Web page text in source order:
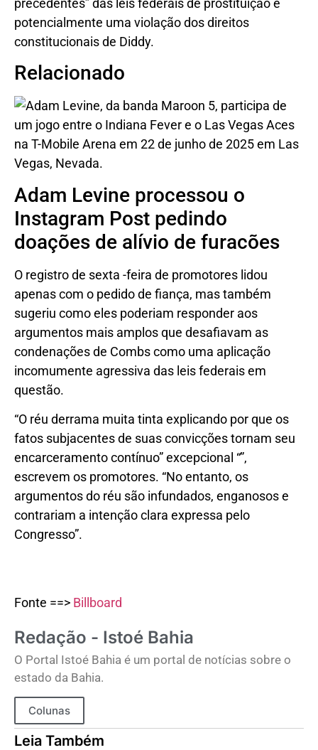
precedentes” das leis federais de prostituição e
potencialmente uma violação dos direitos
constitucionais de Diddy.
Relacionado
Adam Levine processou o
Instagram Post pedindo
doações de alívio de furacões
O registro de sexta -feira de promotores lidou
apenas com o pedido de fiança, mas também
sugeriu como eles poderiam responder aos
argumentos mais amplos que desafiavam as
condenações de Combs como uma aplicação
incomumente agressiva das leis federais em
questão.
“O réu derrama muita tinta explicando por que os
fatos subjacentes de suas convicções tornam seu
encarceramento contínuo” excepcional “”,
escrevem os promotores. “No entanto, os
argumentos do réu são infundados, enganosos e
contrariam a intenção clara expressa pelo
Congresso”.
Fonte ==> Billboard
Redação - Istoé Bahia
O Portal Istoé Bahia é um portal de notícias sobre o
estado da Bahia.
Colunas
Leia Também